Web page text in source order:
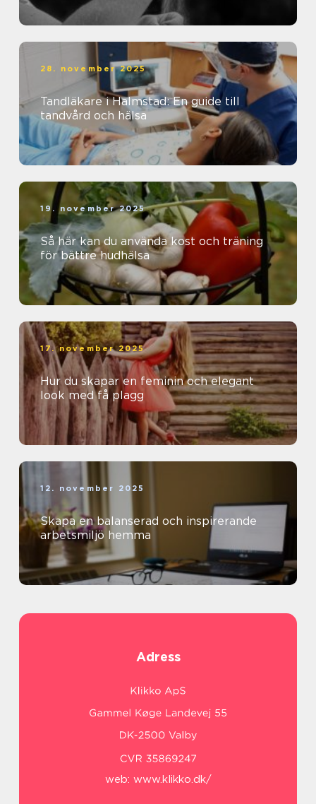
28. november 2025
Tandläkare i Halmstad: En guide till
tandvård och hälsa
19. november 2025
Så här kan du använda kost och träning
för bättre hudhälsa
17. november 2025
Hur du skapar en feminin och elegant
look med få plagg
12. november 2025
Skapa en balanserad och inspirerande
arbetsmiljö hemma
Adress
web: www.klikko.dk/